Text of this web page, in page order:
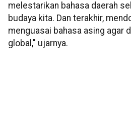
melestarikan bahasa daerah
budaya kita. Dan terakhir,
menguasai bahasa asing agar
global," ujarnya.